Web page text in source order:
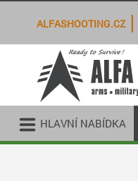
HLAVNÍ NABÍDKA
ALFASHOOTING.CZ